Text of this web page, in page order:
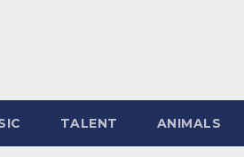
TALENT ANIMALS